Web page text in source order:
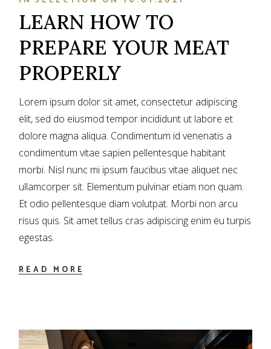
LEARN HOW TO
PREPARE YOUR MEAT
PROPERLY
Lorem ipsum dolor sit amet, consectetur adipiscing
elit, sed do eiusmod tempor incididunt ut labore et
dolore magna aliqua. Condimentum id venenatis a
condimentum vitae sapien pellentesque habitant
morbi. Nisl nunc mi ipsum faucibus vitae aliquet nec
ullamcorper sit. Elementum pulvinar etiam non quam.
Et odio pellentesque diam volutpat. Morbi non arcu
risus quis. Sit amet tellus cras adipiscing enim eu turpis
egestas.
READ MORE